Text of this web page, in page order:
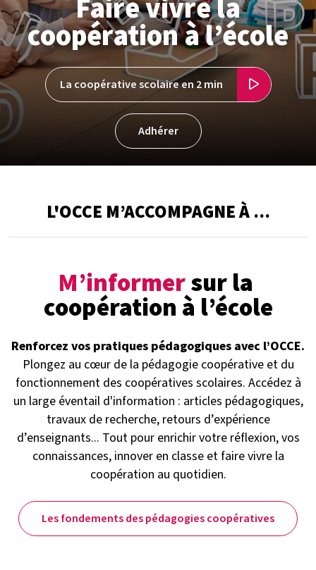
Faire vivre la
coopération à l’école
La coopérative scolaire en 2 min
Adhérer
L'OCCE M’ACCOMPAGNE À ...
M’informersur la
coopération à l’école
Renforcez vos pratiques pédagogiques avec l’OCCE.
Plongez au cœur de la pédagogie coopérative et du
fonctionnement des coopératives scolaires. Accédez à
un large éventail d'information : articles pédagogiques,
travaux de recherche, retours d’expérience
d’enseignants... Tout pour enrichir votre réflexion, vos
connaissances, innover en classe et faire vivre la
coopération au quotidien.
Les fondements des pédagogies coopératives